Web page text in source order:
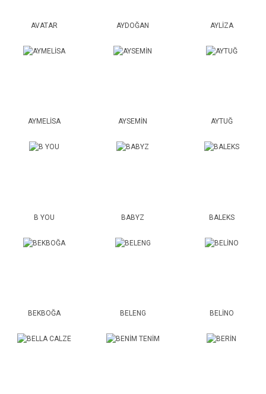
AVATAR AYDOĞAN AYLİZA
AYMELİSA AYSEMİN AYTUĞ
B YOU BABYZ BALEKS
BEKBOĞA BELENG BELİNO